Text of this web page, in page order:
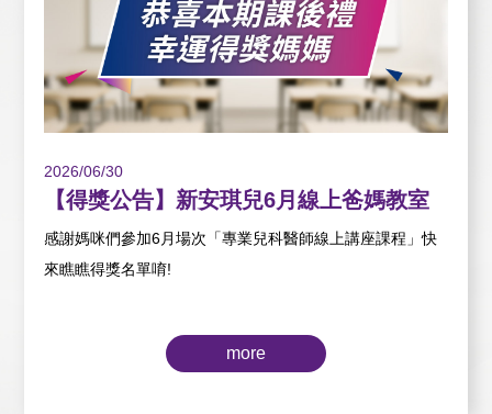
2026/06/30
【得獎公告】新安琪兒6月線上爸媽教室
感謝媽咪們參加6月場次「專業兒科醫師線上講座課程」快
來瞧瞧得獎名單唷!
more